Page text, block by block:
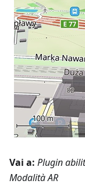
Vai a: Plugin
Modalità AR